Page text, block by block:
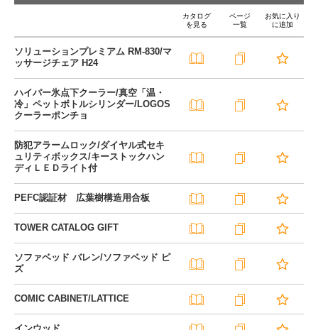
カタログ
を見る
ページ
一覧
お気に入り
に追加
ソリューションプレミアム RM-830/マ
ッサージチェア H24
ハイパー氷点下クーラー/真空「温・
冷」ペットボトルシリンダー/LOGOS
クーラーポンチョ
防犯アラームロック/ダイヤル式セキ
ュリティボックス/キーストックハン
ディＬＥＤライト付
PEFC認証材 広葉樹構造用合板
TOWER CATALOG GIFT
ソファベッド バレン/ソファベッド ピ
ズ
COMIC CABINET/LATTICE